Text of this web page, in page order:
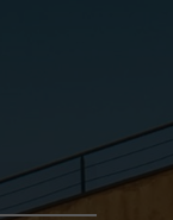
Web
au
de